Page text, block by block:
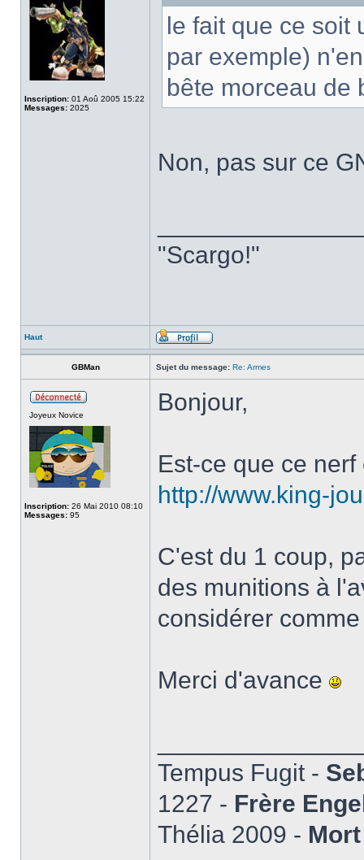
Inscription: 01 Aoû 2005 15:22
Messages: 2025
le fait que ce soit
par exemple)
bête morceau de
Non, pas sur ce
"Scargo!"
Haut
GBMan Sujet du message: Re: Armes
Joyeux Novice
Inscription: 26 Mai 2010 08:10
Messages: 95
Bonjour,
Est-ce que ce
http://www.king-
C'est du 1 coup,
des munitions à
considérer
Merci d'avance
Tempus Fugit -
1227 - Frère
Thélia 2009 -